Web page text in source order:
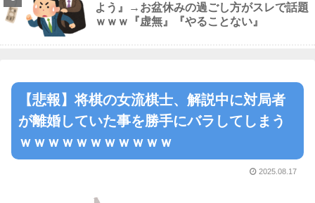
よう』→お盆休みの過ごし方がスレで話題
ｗｗｗ『虚無』『やることない』
【悲報】将棋の女流棋士、解説中に対局者
が離婚していた事を勝手にバラしてしまう
ｗｗｗｗｗｗｗｗｗｗｗ
2025.08.17